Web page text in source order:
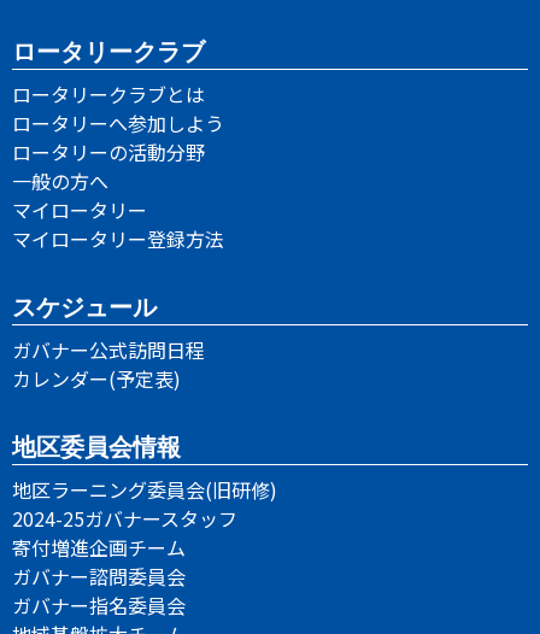
ロータリークラブ
ロータリークラブとは
ロータリーへ参加しよう
ロータリーの活動分野
一般の方へ
マイロータリー
マイロータリー登録方法
スケジュール
ガバナー公式訪問日程
カレンダー(予定表)
地区委員会情報
地区ラーニング委員会(旧研修)
2024-25ガバナースタッフ
寄付増進企画チーム
ガバナー諮問委員会
ガバナー指名委員会